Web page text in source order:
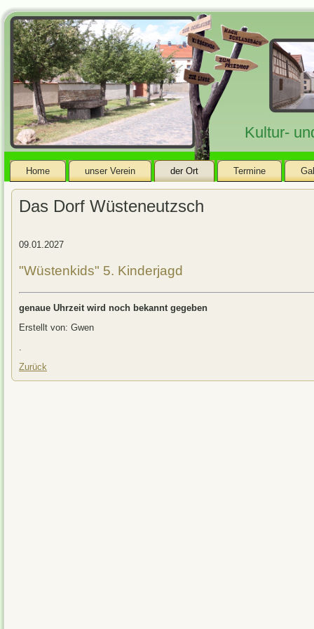
Kultur-
Home unser Verein der Ort Termine
Das Dorf Wüsteneutzsch
09.01.2027
"Wüstenkids" 5. Kinderjagd
genaue Uhrzeit wird noch bekannt gegeben
Erstellt von: Gwen
Zurück